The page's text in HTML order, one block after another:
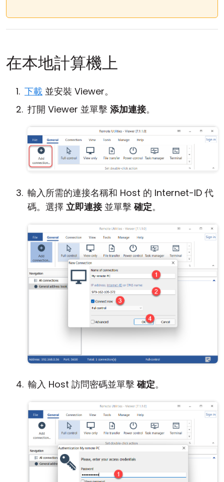
在本地計算機上
下載 並安裝 Viewer。
打開 Viewer 並單擊 添加連接。
輸入所需的連接名稱和 Host 的 Internet-ID 代
碼。選擇 立即連接並單擊確定。
輸入 Host 訪問密碼並單擊確定。